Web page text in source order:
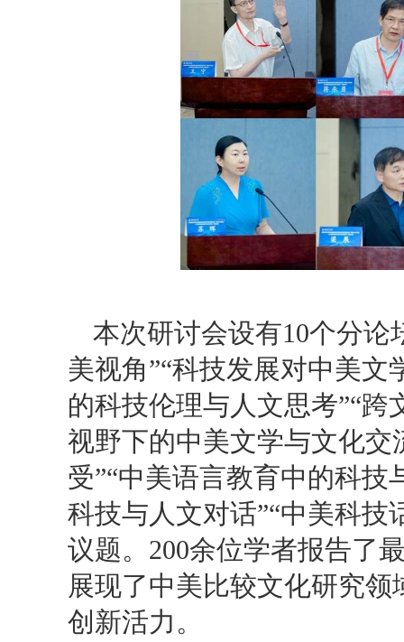
本次研讨会设有10个分论
美视角”“科技发展对中美文
的科技伦理与人文思考”“跨
视野下的中美文学与文化交
受”“中美语言教育中的科技
科技与人文对话”“中美科
议题。200余位学者报告了
展现了中美比较文化研究
创新活力。